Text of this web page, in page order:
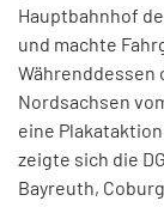
Hauptbahnhof
und machte
Währenddessen
Nordsachsen
eine
zeigte sich die
Bayreuth,